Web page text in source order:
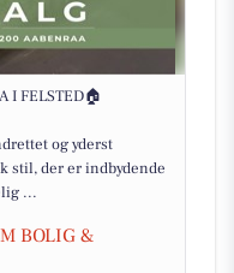
I FELSTED🏠
og yderst
stil, der er indbydende
...
BOLIG &